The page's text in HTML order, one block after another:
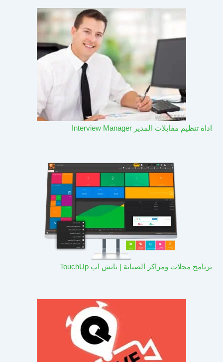
اداة تنظيم مقابلات المدير Interview Manager
برنامج محلات ومراكز الصيانة | تاتش اب TouchUp